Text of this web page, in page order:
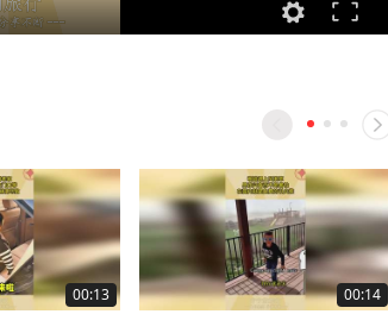
00:13 00:14